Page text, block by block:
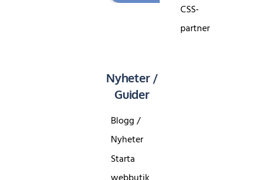
CSS-
partner
Nyheter /
Guider
Blogg /
Nyheter
Starta